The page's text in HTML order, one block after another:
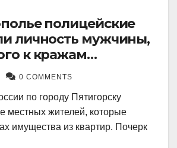
полицейские
личность мужчины,
к кражам
из квартир в
0 COMMENTS
по городу Пятигорску
местных жителей, которые
имущества из квартир. Почерк